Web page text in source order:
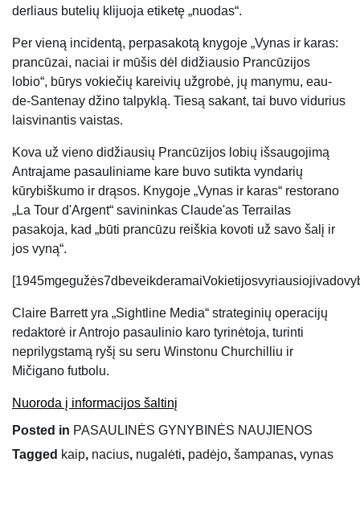
derliaus butelių klijuoja etiketę „nuodas“.
Per vieną incidentą, perpasakotą knygoje „Vynas ir karas:
prancūzai, naciai ir mūšis dėl didžiausio Prancūzijos
lobio“, būrys vokiečių kareivių užgrobė, jų manymu, eau-
de-Santenay džino talpyklą. Tiesą sakant, tai buvo vidurius
laisvinantis vaistas.
Kova už vieno didžiausių Prancūzijos lobių išsaugojimą
Antrajame pasauliniame kare buvo sutikta vyndarių
kūrybiškumo ir drąsos. Knygoje „Vynas ir karas“ restorano
„La Tour d'Argent“ savininkas Claude'as Terrailas
pasakoja, kad „būti prancūzu reiškia kovoti už savo šalį ir
jos vyną“.
Claire Barrett yra „Sightline Media“ strateginių operacijų
redaktorė ir Antrojo pasaulinio karo tyrinėtoja, turinti
neprilygstamą ryšį su seru Winstonu Churchilliu ir
Mičigano futbolu.
Nuoroda į informacijos šaltinį
Posted in PASAULINĖS GYNYBINĖS NAUJIENOS
Tagged kaip, nacius, nugalėti, padėjo, šampanas, vynas